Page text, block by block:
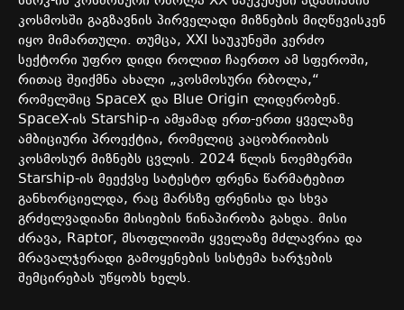
კოსმოსში გაგზავნის პირველადი მიზნების მიღწევისკენ
იყო მიმართული. თუმცა, XXI საუკუნეში კერძო
სექტორი უფრო დიდი როლით ჩაერთო ამ სფეროში,
რითაც შეიქმნა ახალი „კოსმოსური რბოლა,“
რომელშიც SpaceX და Blue Origin ლიდერობენ.
SpaceX-ის Starship-ი ამჟამად ერთ-ერთი ყველაზე
ამბიციური პროექტია, რომელიც კაცობრიობის
კოსმოსურ მიზნებს ცვლის. 2024 წლის ნოემბერში
Starship-ის მეექვსე სატესტო ფრენა წარმატებით
განხორციელდა, რაც მარსზე ფრენისა და სხვა
გრძელვადიანი მისიების წინაპირობა გახდა. მისი
ძრავა, Raptor, მსოფლიოში ყველაზე მძლავრია და
მრავალჯერადი გამოყენების სისტემა ხარჯების
შემცირებას უწყობს ხელს.